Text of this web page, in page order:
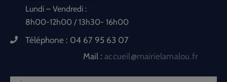
Lundi – Vendredi :
8h00-12h00 / 13h30- 16h00
Téléphone : 04 67 95 63 07
Mail :accueil@mairielamalou.fr